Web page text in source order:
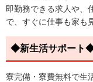
即勤務できる求人や、
で、すぐに仕事も家も
◆新生活サポート
寮完備・寮費無料で生